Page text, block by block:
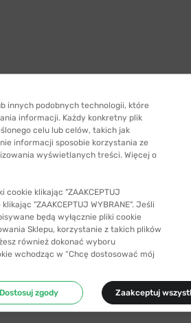
innych podobnych technologii, które
informacji. Każdy konkretny plik
celu lub celów, takich jak
informacji sposobie korzystania ze
wyświetlanych treści. Więcej o
klikając "ZAAKCEPTUJ
"ZAAKCEPTUJ WYBRANE". Jeśli
będą wyłącznie pliki cookie
Sklepu, korzystanie z takich plików
również dokonać wyboru
wchodząc w “Chcę dostosować mój
Dostosuj zgody Zaakceptuj